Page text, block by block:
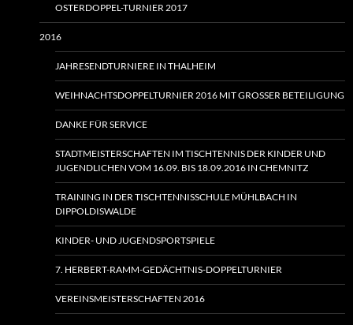
OSTERDOPPEL-TURNIER 2017
2016
JAHRESENDTURNIERE IN THALHEIM
WEIHNACHTSDOPPELTURNIER 2016 MIT GROSSER BETEILIGUNG
DANKE FÜR SERVICE
STADTMEISTERSCHAFTEN IM TISCHTENNIS DER KINDER UND
JUGENDLICHEN VOM 16.09. BIS 18.09.2016 IN CHEMNITZ
TRAINING IN DER TISCHTENNISSCHULE MÜHLBACH IN
DIPPOLDISWALDE
KINDER- UND JUGENDSPORTSPIELE
7. HERBERT-RAMM-GEDÄCHTNIS-DOPPELTURNIER
VEREINSMEISTERSCHAFTEN 2016